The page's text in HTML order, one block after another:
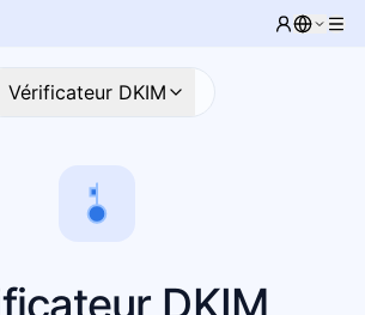
Vérificateur DKIM
DKIM